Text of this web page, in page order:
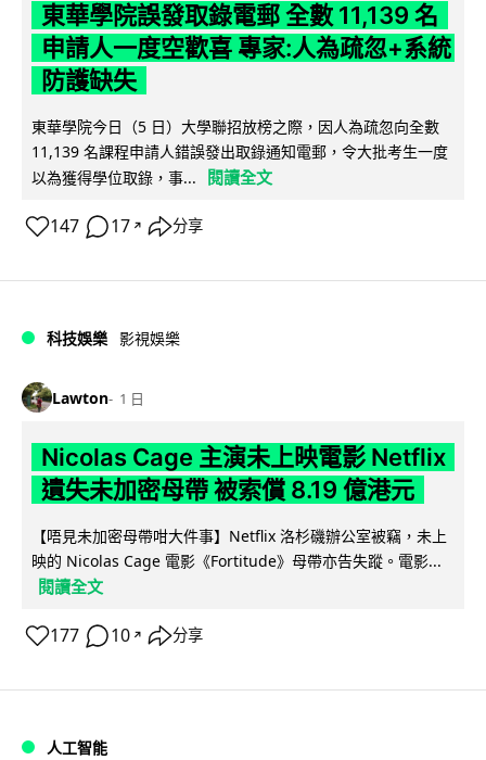
東華學院誤發取錄電郵 全數 11,139 名
申請人一度空歡喜 專家:人為疏忽+系統
防護缺失
東華學院今日（5 日）大學聯招放榜之際，因人為疏忽向全數
11,139 名課程申請人錯誤發出取錄通知電郵，令大批考生一度
以為獲得學位取錄，事...
閱讀全文
147 17 ↗ 分享
科技娛樂 影視娛樂
Lawton 1 日
Nicolas Cage 主演未上映電影 Netflix
遺失未加密母帶 被索償 8.19 億港元
【唔見未加密母帶咁大件事】Netflix 洛杉磯辦公室被竊，未上
映的 Nicolas Cage 電影《Fortitude》母帶亦告失蹤。電影...
閱讀全文
177 10 ↗ 分享
人工智能